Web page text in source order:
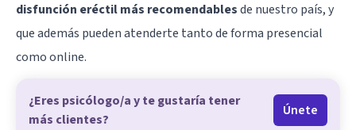
disfunción eréctil más recomendablesde nuestro país, y
que además pueden atenderte tanto de forma presencial
como online.
¿Eres psicólogo/a y te gustaría tener
más clientes?
Únete